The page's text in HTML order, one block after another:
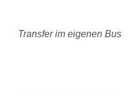
Transfer im eigenen Bus